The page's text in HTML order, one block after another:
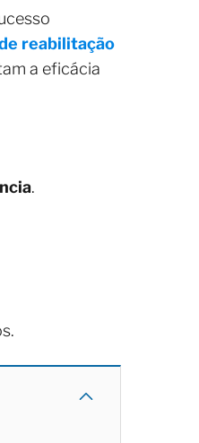
reabilitação
a eficácia
.